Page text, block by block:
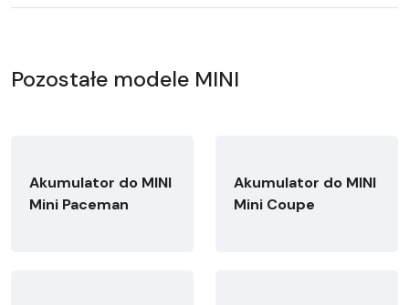
Pozostałe modele MINI
Akumulator do MINI
Mini Paceman
Akumulator do MINI
Mini Coupe